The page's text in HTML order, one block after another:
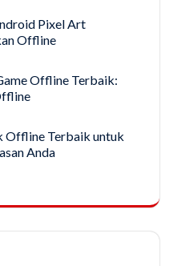
Pixel Art
Offline
Offline Terbaik:
Offline Terbaik untuk
Anda